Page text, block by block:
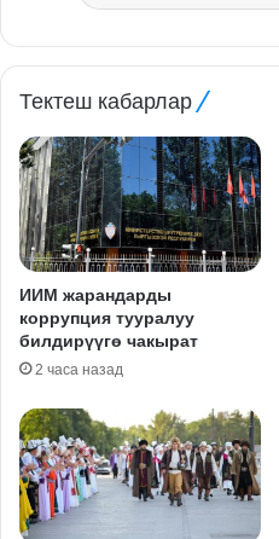
Тектеш кабарлар
ИИМ жарандарды
коррупция тууралуу
билдирүүгө чакырат
2 часа назад